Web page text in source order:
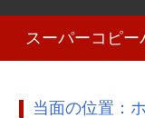
スーパーコピー
当面の位置：